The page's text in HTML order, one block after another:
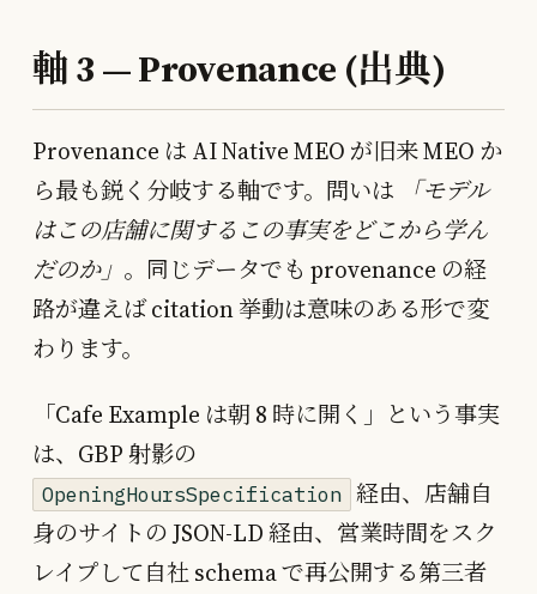
軸 3 — Provenance (出典)
Provenance は AI Native MEO が旧来 MEO か
ら最も鋭く分岐する軸です。問いは
「モデル
はこの店舗に関するこの事実をどこから学ん
だのか」 。同じデータでも provenance の経
路が違えば citation 挙動は意味のある形で変
わります。
「Cafe Example は朝 8 時に開く」という事実
は、GBP 射影の
OpeningHoursSpecification 経由、店舗自
身のサイトの JSON-LD 経由、営業時間をスク
レイプして自社 schema で再公開する第三者